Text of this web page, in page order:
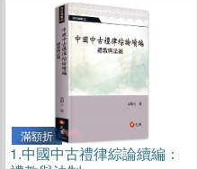
滿額折
1.中國中古禮律綜論續編：